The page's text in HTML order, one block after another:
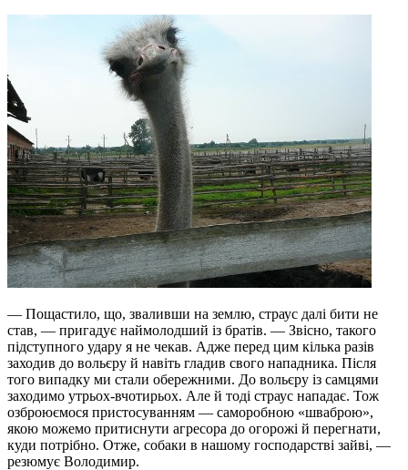
— Пощастило, що, зваливши на землю, страус далі бити не
став, — пригадує наймолодший із братів. — Звісно, такого
підступного удару я не чекав. Адже перед цим кілька разів
заходив до вольєру й навіть гладив свого нападника. Після
того випадку ми стали обережними. До вольєру із самцями
заходимо утрьох-вчотирьох. Але й тоді страус нападає. Тож
озброюємося пристосуванням — саморобною «шваброю»,
якою можемо притиснути агресора до огорожі й перегнати,
куди потрібно. Отже, собаки в нашому господарстві зайві, —
резюмує Володимир.